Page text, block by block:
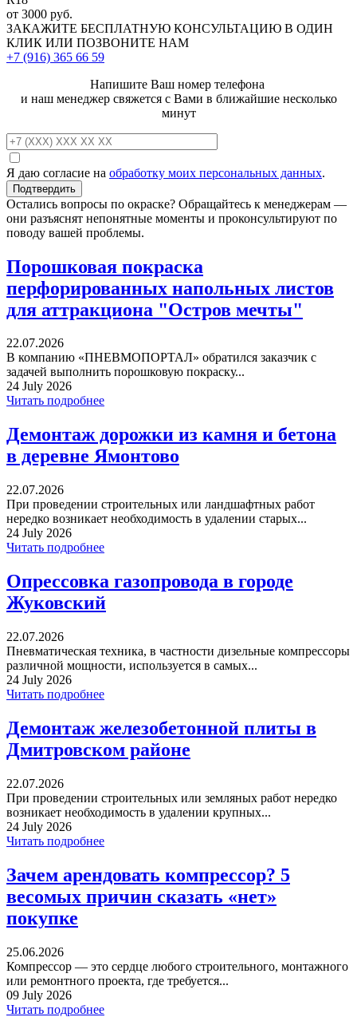
от 3000 руб.
ЗАКАЖИТЕ БЕСПЛАТНУЮ КОНСУЛЬТАЦИЮ В ОДИН
КЛИК ИЛИ ПОЗВОНИТЕ НАМ
+7 (916) 365 66 59
Напишите Ваш номер телефона
и наш менеджер свяжется с Вами в ближайшие несколько
минут
Я даю согласие на обработку моих персональных данных.
Остались вопросы по окраске? Обращайтесь к менеджерам —
они разъяснят непонятные моменты и проконсультируют по
поводу вашей проблемы.
Порошковая покраска
перфорированных напольных листов
для аттракциона "Остров мечты"
22.07.2026
В компанию «ПНЕВМОПОРТАЛ» обратился заказчик с
задачей выполнить порошковую покраску...
24 July 2026
Читать подробнее
Демонтаж дорожки из камня и бетона
в деревне Ямонтово
22.07.2026
При проведении строительных или ландшафтных работ
нередко возникает необходимость в удалении старых...
24 July 2026
Читать подробнее
Опрессовка газопровода в городе
Жуковский
22.07.2026
Пневматическая техника, в частности дизельные компрессоры
различной мощности, используется в самых...
24 July 2026
Читать подробнее
Демонтаж железобетонной плиты в
Дмитровском районе
22.07.2026
При проведении строительных или земляных работ нередко
возникает необходимость в удалении крупных...
24 July 2026
Читать подробнее
Зачем арендовать компрессор? 5
весомых причин сказать «нет»
покупке
25.06.2026
Компрессор — это сердце любого строительного, монтажного
или ремонтного проекта, где требуется...
09 July 2026
Читать подробнее